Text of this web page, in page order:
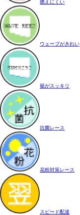
燃えにくい
ウェーブがきれい
裾がスッキリ
抗菌レース
花粉対策レース
スピード配達